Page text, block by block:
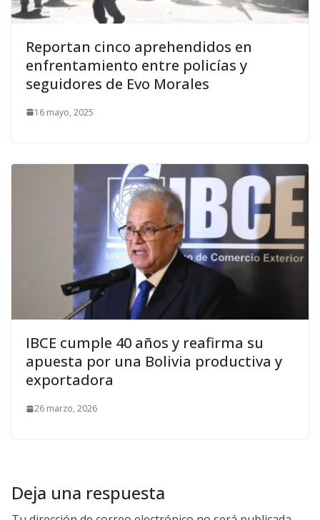
Reportan cinco aprehendidos en
enfrentamiento entre policías y
seguidores de Evo Morales
16 mayo, 2025
IBCE cumple 40 años y reafirma su
apuesta por una Bolivia productiva y
exportadora
26 marzo, 2026
Deja una respuesta